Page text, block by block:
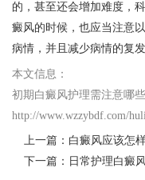
的，甚至还会增加难度，
癜风的时候，也应当注意
病情，并且减少病情的复发
本文信息：
初期白癜风护理需注意哪
http://www.wzzybdf.com/
上一篇： 白癜风应该怎
下一篇： 日常护理白癜